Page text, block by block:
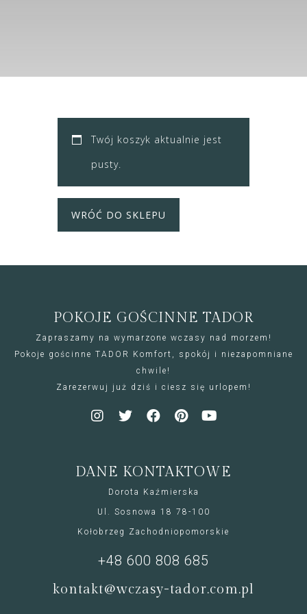
Twój koszyk aktualnie jest
pusty.
WRÓĆ DO SKLEPU
POKOJE GOŚCINNE TADOR
Zapraszamy na wymarzone wczasy nad morzem!
Pokoje gościnne TADOR Komfort, spokój i niezapomniane
chwile!
Zarezerwuj już dziś i ciesz się urlopem!
DANE KONTAKTOWE
Dorota Kaźmierska
Ul. Sosnowa 18 78-100
Kołobrzeg Zachodniopomorskie
+48 600 808 685
kontakt@wczasy-tador.com.pl